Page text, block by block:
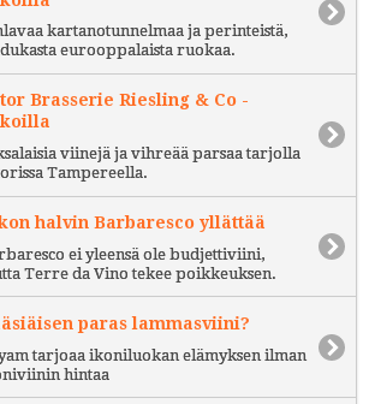
kartanotunnelmaa ja perinteistä,
eurooppalaista ruokaa.
Brasserie Riesling & Co -
viinejä ja vihreää parsaa tarjolla
Tampereella.
halvin Barbaresco yllättää
ei yleensä ole budjettiviini,
Terre da Vino tekee poikkeuksen.
paras lammasviini?
tarjoaa ikoniluokan elämyksen ilman
hintaa